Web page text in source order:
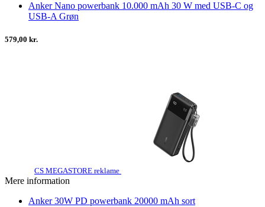
Anker Nano powerbank 10.000 mAh 30 W med USB-C og
USB-A Grøn
579,00 kr.
CS MEGASTORE reklame
Mere information
Anker 30W PD powerbank 20000 mAh sort